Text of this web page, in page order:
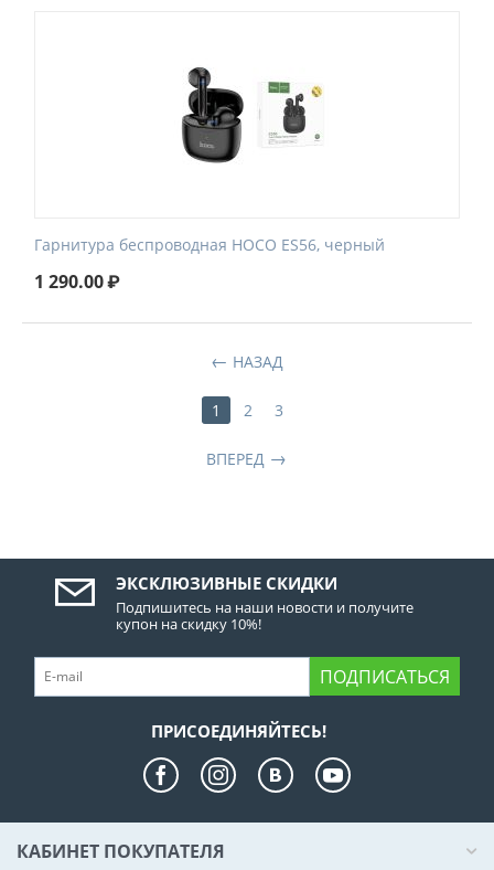
Гарнитура беспроводная HOCO ES56, черный
1 290.00₽
НАЗАД
1 2 3
ВПЕРЕД
ЭКСКЛЮЗИВНЫЕ СКИДКИ
Подпишитесь на наши новости и получите
купон на скидку 10%!
ПОДПИСАТЬСЯ
ПРИСОЕДИНЯЙТЕСЬ!
КАБИНЕТ ПОКУПАТЕЛЯ